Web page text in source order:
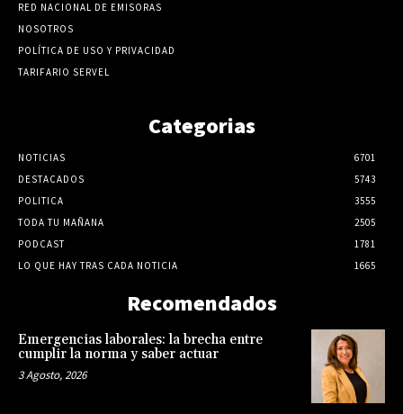
RED NACIONAL DE EMISORAS
NOSOTROS
POLÍTICA DE USO Y PRIVACIDAD
TARIFARIO SERVEL
Categorias
NOTICIAS
6701
DESTACADOS
5743
POLITICA
3555
TODA TU MAÑANA
2505
PODCAST
1781
LO QUE HAY TRAS CADA NOTICIA
1665
Recomendados
Emergencias laborales: la brecha entre
cumplir la norma y saber actuar
3 Agosto, 2026